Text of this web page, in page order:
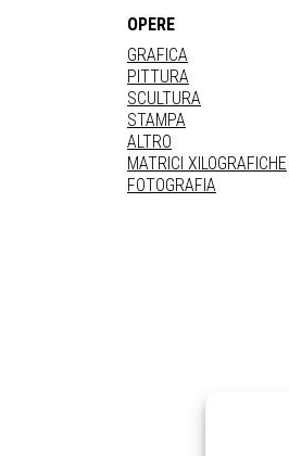
OPERE
GRAFICA
PITTURA
SCULTURA
STAMPA
ALTRO
MATRICI XILOGRAFICHE
FOTOGRAFIA